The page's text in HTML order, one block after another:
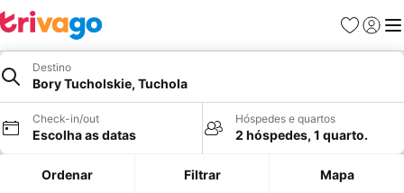
Favoritos
Iniciar
Destino
Bory Tucholskie, Tuchola
Check-in/out
Escolha as datas
Hóspedes e quartos
2 hóspedes, 1 quarto.
Ordenar Filtrar Mapa